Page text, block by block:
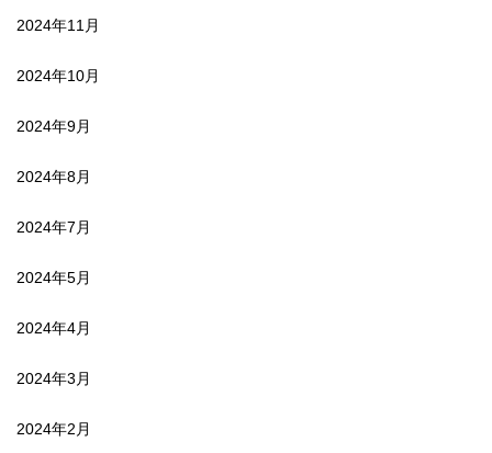
2024年11月
2024年10月
2024年9月
2024年8月
2024年7月
2024年5月
2024年4月
2024年3月
2024年2月